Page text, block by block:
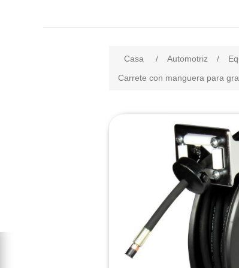
Casa / Automotriz /
Carrete con manguera para